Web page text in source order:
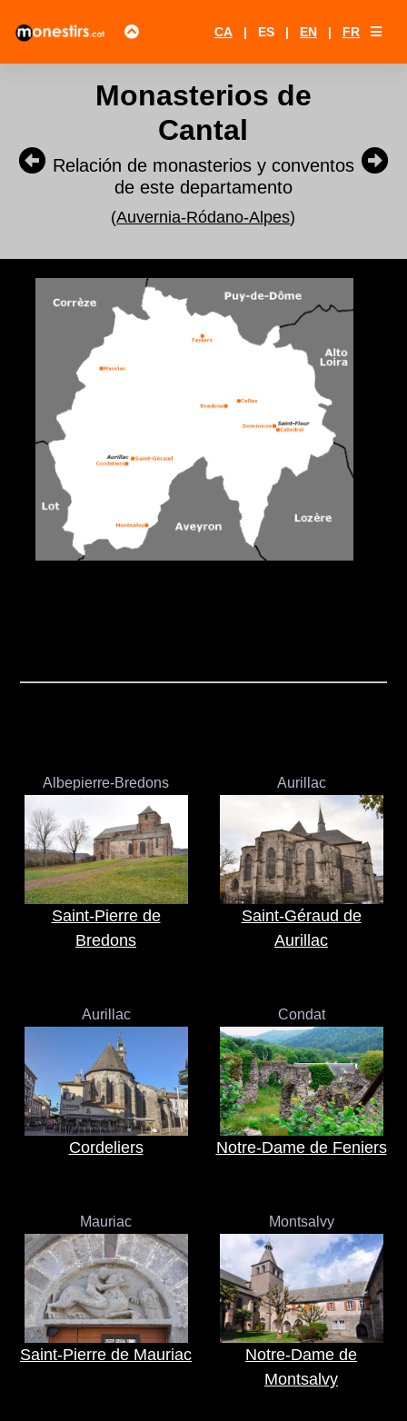
CA | ES | EN | FR
Monasterios de
Cantal
Relación de monasterios y conventos
de este departamento
(Auvernia-Ródano-Alpes)
Albepierre-Bredons
Saint-Pierre de
Bredons
Aurillac
Saint-Géraud de
Aurillac
Aurillac
Cordeliers
Condat
Notre-Dame de Feniers
Mauriac
Saint-Pierre de Mauriac
Montsalvy
Notre-Dame de
Montsalvy